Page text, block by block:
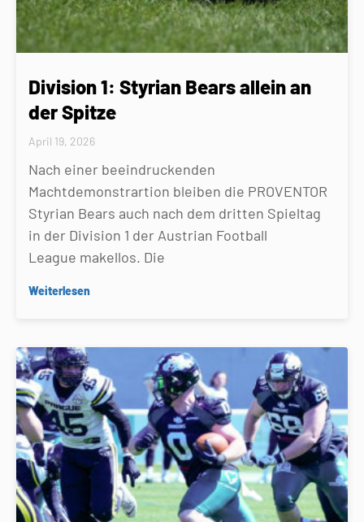
Division 1: Styrian Bears allein an
der Spitze
April 19, 2026
Nach einer beeindruckenden
Machtdemonstrartion bleiben die PROVENTOR
Styrian Bears auch nach dem dritten Spieltag
in der Division 1 der Austrian Football
League makellos. Die
Weiterlesen